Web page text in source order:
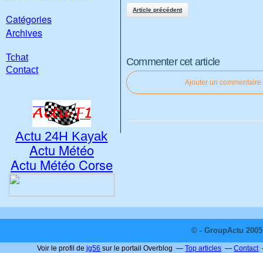
Article précédent
Commenter cet article
Ajouter un commentaire
Catégories
Archives
Tchat
Contact
Actu 24H Kayak
Actu Météo
Actu Météo Corse
© - GroupActu
Voir le profil dejg56 sur le portail Overblog Top articles Contact